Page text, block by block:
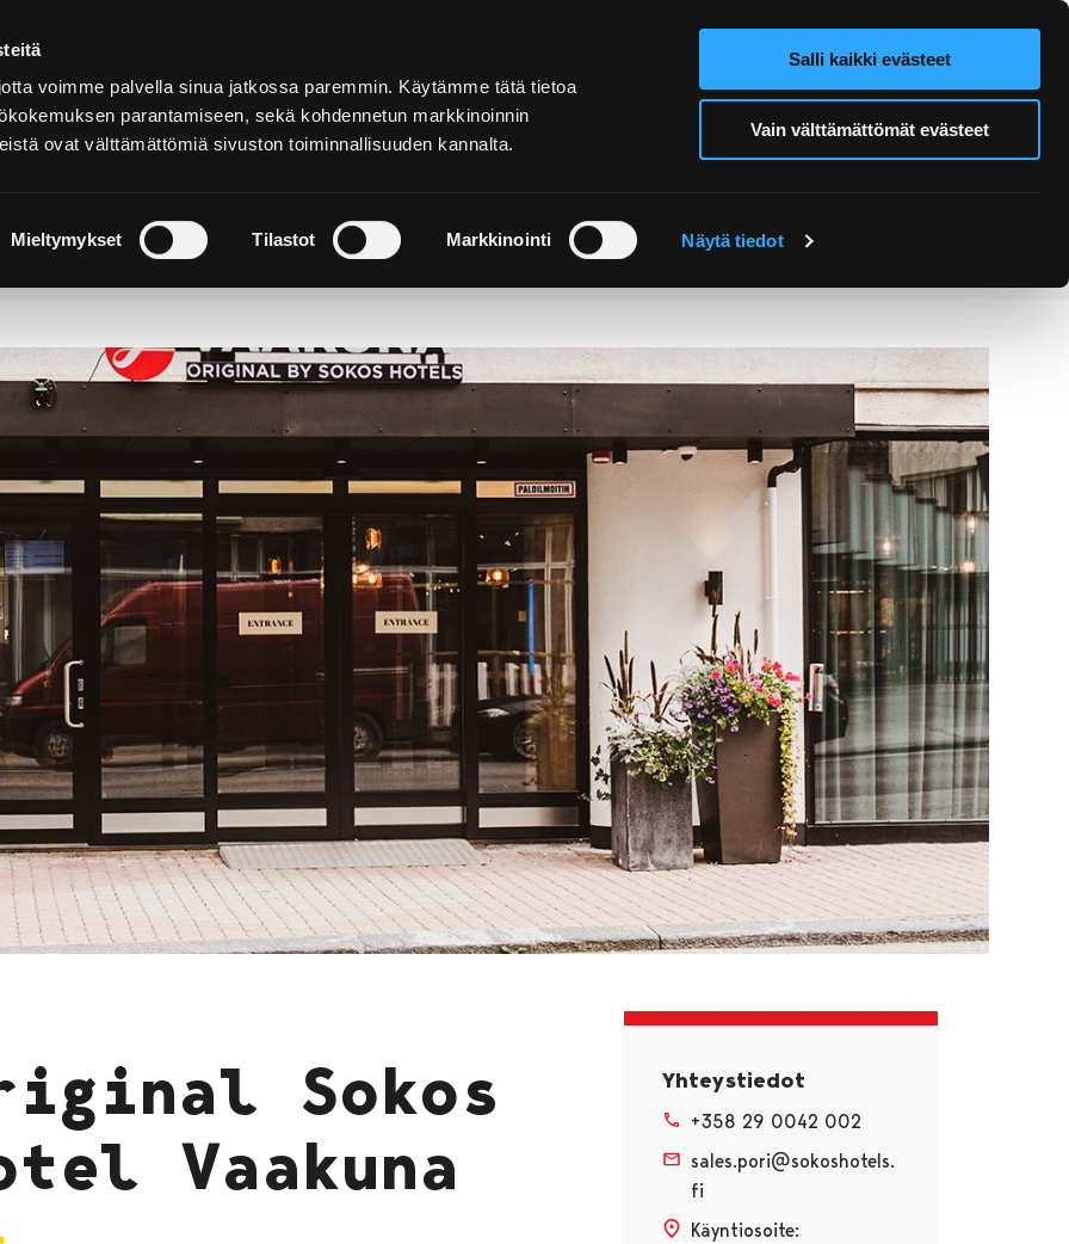
voimme palvella sinua jatkossa paremmin. Käytämme tätä tietoa
parantamiseen, sekä kohdennetun markkinoinnin
ovat välttämättömiä sivuston toiminnallisuuden kannalta.
Mieltymykset Tilastot Markkinointi Näytä tiedot
Salli kaikki evästeet
Vain välttämättömät evästeet
Hae sivustolta
Sokos
Vaakuna
Yhteystiedot
+358 29 0042 002
sales.pori@sokoshotels.
fi
Käyntiosoite: